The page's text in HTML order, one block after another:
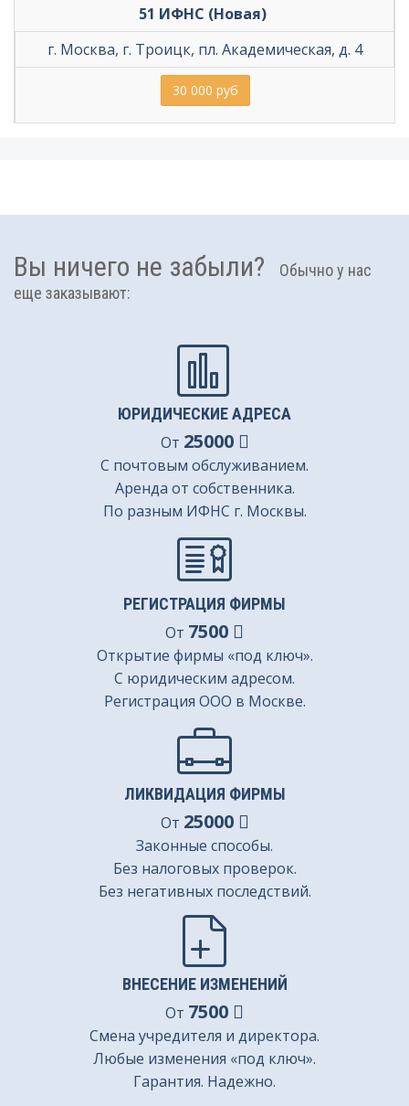
51 ИФНС (Новая)
г. Москва, г. Троицк, пл. Академическая, д. 4
30 000 руб
Вы ничего не забыли?
Обычно у нас
еще заказывают:
ЮРИДИЧЕСКИЕ АДРЕСА
От 25000
С почтовым обслуживанием.
Аренда от собственника.
По разным ИФНС г. Москвы.
РЕГИСТРАЦИЯ ФИРМЫ
От 7500
Открытие фирмы «под ключ».
С юридическим адресом.
Регистрация ООО в Москве.
ЛИКВИДАЦИЯ ФИРМЫ
От 25000
Законные способы.
Без налоговых проверок.
Без негативных последствий.
ВНЕСЕНИЕ ИЗМЕНЕНИЙ
От 7500
Смена учредителя и директора.
Любые изменения «под ключ».
Гарантия. Надежно.